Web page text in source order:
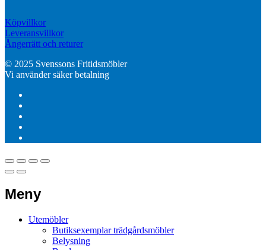
Köpvillkor
Leveransvillkor
Ångerrätt och returer
© 2025 Svenssons Fritidsmöbler
Vi använder säker betalning
Meny
Utemöbler
Butiksexemplar trädgårdsmöbler
Belysning